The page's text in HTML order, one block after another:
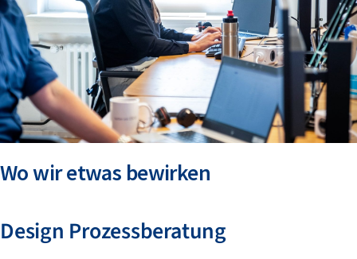
Wo wir etwas bewirken
Design Prozessberatung